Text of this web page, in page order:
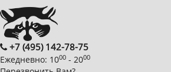
+7 (495) 142-78-75
Ежедневно: 1000 - 2000